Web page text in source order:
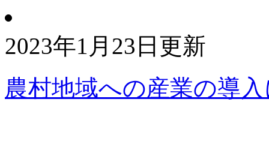
2023年1月23日更新
農村地域への産業の導